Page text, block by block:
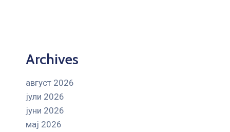
Archives
август 2026
јули 2026
јуни 2026
мај 2026